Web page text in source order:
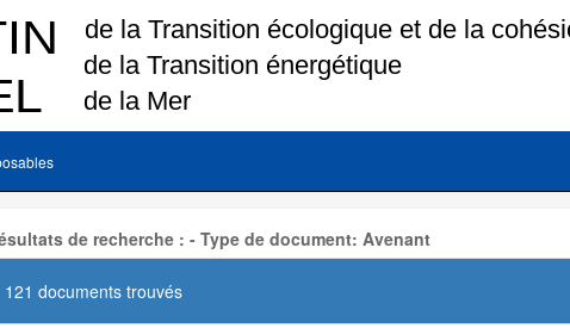
de recherche : - Type de document: Avenant
121 documents trouvés